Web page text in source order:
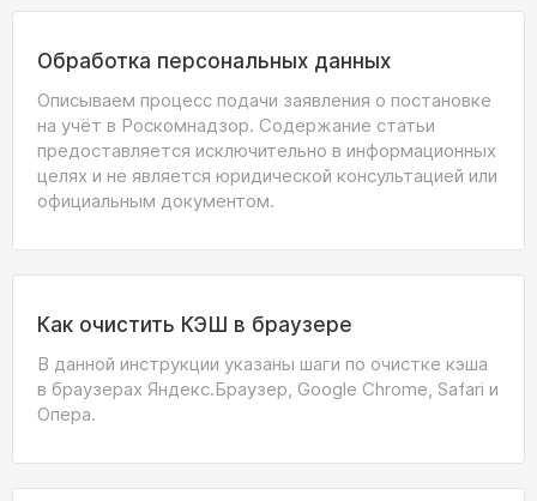
Обработка персональных данных
Описываем процесс подачи заявления о постановке
на учёт в Роскомнадзор. Содержание статьи
предоставляется исключительно в информационных
целях и не является юридической консультацией или
официальным документом.
Как очистить КЭШ в браузере
В данной инструкции указаны шаги по очистке кэша
в браузерах Яндекс.Браузер, Google Chrome, Safari и
Опера.